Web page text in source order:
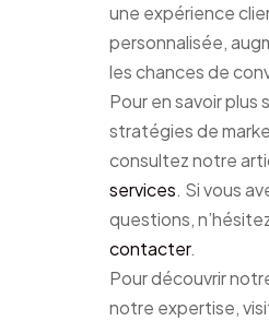
une expérience
personnalisée,
les chances de
Pour en savoir plus
stratégies de
consultez notre
services. Si vous
questions,
contacter.
Pour découvrir
notre expertise,